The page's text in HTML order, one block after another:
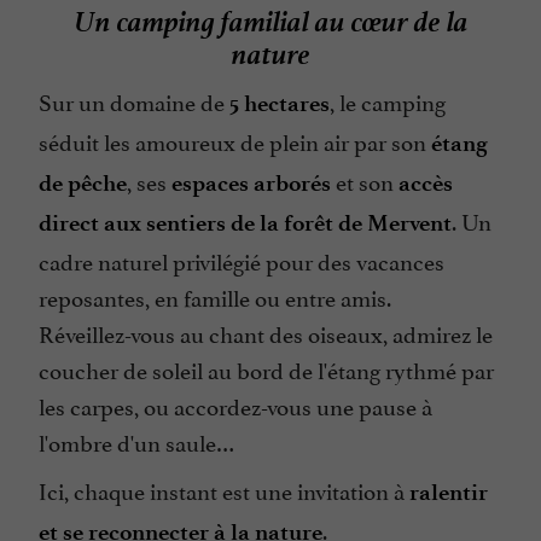
Un camping familial au cœur de la
nature
Sur un domaine de 5 hectares , le camping
séduit les amoureux de plein air par son étang
de pêche , ses espaces arborés et son accès
direct aux sentiers de la forêt de Mervent. Un
cadre naturel privilégié pour des vacances
reposantes, en famille ou entre amis.
Réveillez-vous au chant des oiseaux, admirez le
coucher de soleil au bord de l'étang rythmé par
les carpes, ou accordez-vous une pause à
l'ombre d'un saule…
Ici, chaque instant est une invitation à ralentir
et se reconnecter à la nature.